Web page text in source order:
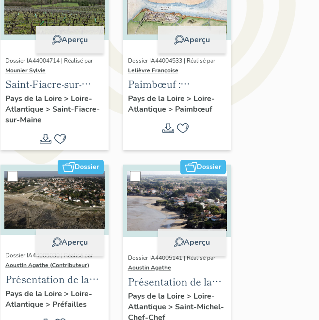
Aperçu
Dossier IA44004714 | Réalisé par
Mounier Sylvie
Saint-Fiacre-sur-
Maine : présentation
du patrimoine de la
commune
Pays de la Loire > Loire-
Atlantique > Saint-Fiacre-
sur-Maine
Aperçu
Dossier IA44004533 | Réalisé par
Lelièvre Françoise
Paimbœuf :
présentation de l'aire
d'étude
Pays de la Loire > Loire-
Atlantique > Paimbœuf
Dossier
Aperçu
Dossier IA44005030 | Réalisé par
Aoustin Agathe (Contributeur)
Présentation de la
commune de
Préfailles
Pays de la Loire > Loire-
Atlantique > Préfailles
Dossier
Aperçu
Dossier IA44005141 | Réalisé par
Aoustin Agathe
Présentation de la
commune de Saint-
Michel-Chef-Chef
Pays de la Loire > Loire-
Atlantique > Saint-Michel-
Chef-Chef